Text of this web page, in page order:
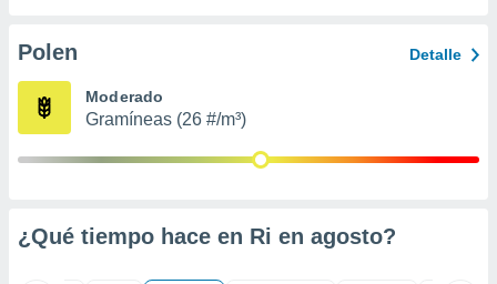
e
mediante
de
Polen Detalle
Moderado
Gramíneas (26 #/m³)
¿Qué tiempo hace en Ri en agosto?